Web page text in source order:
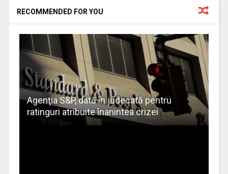
RECOMMENDED FOR YOU
Agenţia S&P, dată în judecată pentru
ratinguri atribuite înanintea crizei